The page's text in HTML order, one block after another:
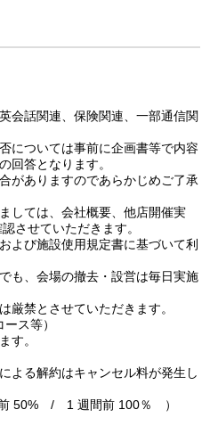
会話関連、保険関連、一部通信関
については事前に企画書等で内容
回答となります。
がありますのであらかじめご了承
しては、会社概要、他店開催実
させていただきます。
よび施設使用規定書に基づいて利
も、会場の撤去・設営は毎日実施
厳禁とさせていただきます。
ス等）
す。
よる解約はキャンセル料が発生し
50% / 1 週間前 100％ ）